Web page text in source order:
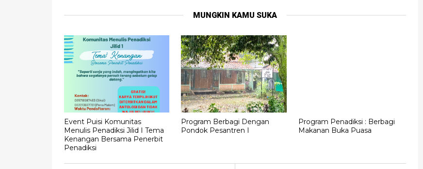
MUNGKIN KAMU SUKA
Event Puisi Komunitas
Menulis Penadiksi Jilid I Tema
Kenangan Bersama Penerbit
Penadiksi
Program Berbagi Dengan
Pondok Pesantren I
Program Penadiksi : Berbagi
Makanan Buka Puasa